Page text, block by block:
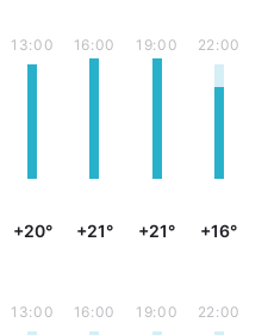
13:00
+20°
16:00
+21°
19:00
+21°
22:00
+16°
13:00 16:00 19:00 22:00